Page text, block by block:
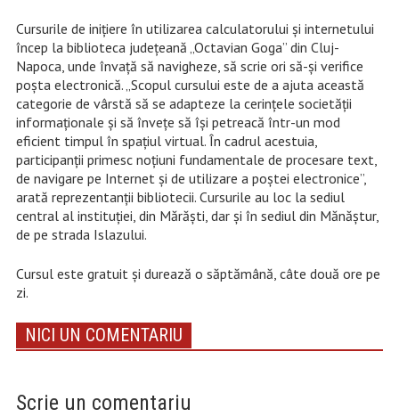
Cursurile de inițiere în utilizarea calculatorului și internetului
încep la biblioteca județeană „Octavian Goga” din Cluj-
Napoca, unde învață să navigheze, să scrie ori să-și verifice
poșta electronică. „Scopul cursului este de a ajuta această
categorie de vârstă să se adapteze la cerinţele societăţii
informaţionale şi să înveţe să îşi petreacă într-un mod
eficient timpul în spaţiul virtual. În cadrul acestuia,
participanţii primesc noţiuni fundamentale de procesare text,
de navigare pe Internet şi de utilizare a poştei electronice”,
arată reprezentanții bibliotecii. Cursurile au loc la sediul
central al instituției, din Mărăști, dar și în sediul din Mănăștur,
de pe strada Islazului.
Cursul este gratuit și durează o săptămână, câte două ore pe
zi.
NICI UN COMENTARIU
Scrie un comentariu